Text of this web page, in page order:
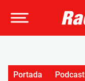
Portada Podcast